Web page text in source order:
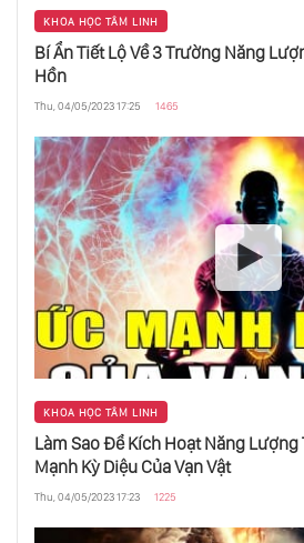
KHOA HỌC TÂM LINH
Bí Ẩn Tiết Lộ Về 3 Trường Năng
Hồn
Thu, 04/05/2023 17:25 1465
KHOA HỌC TÂM LINH
Làm Sao Để Kích Hoạt Năng Lượng
Mạnh Kỳ Diệu Của Vạn Vật
Thu, 04/05/2023 17:23 1225